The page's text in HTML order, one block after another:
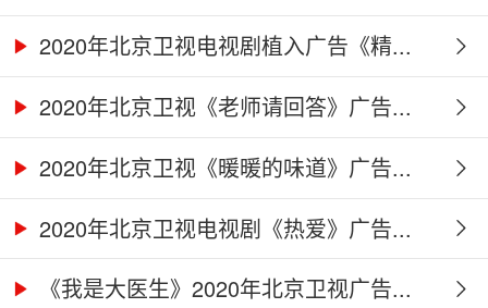
2020年北京卫视电视剧植入广告《精...
2020年北京卫视《老师请回答》广告...
2020年北京卫视《暖暖的味道》广告...
2020年北京卫视电视剧《热爱》广告...
《我是大医生》2020年北京卫视广告...